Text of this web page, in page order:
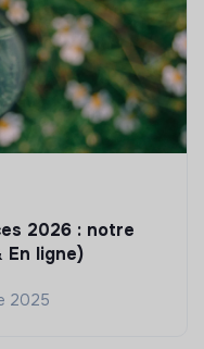
2026 : notre
En ligne)
2025